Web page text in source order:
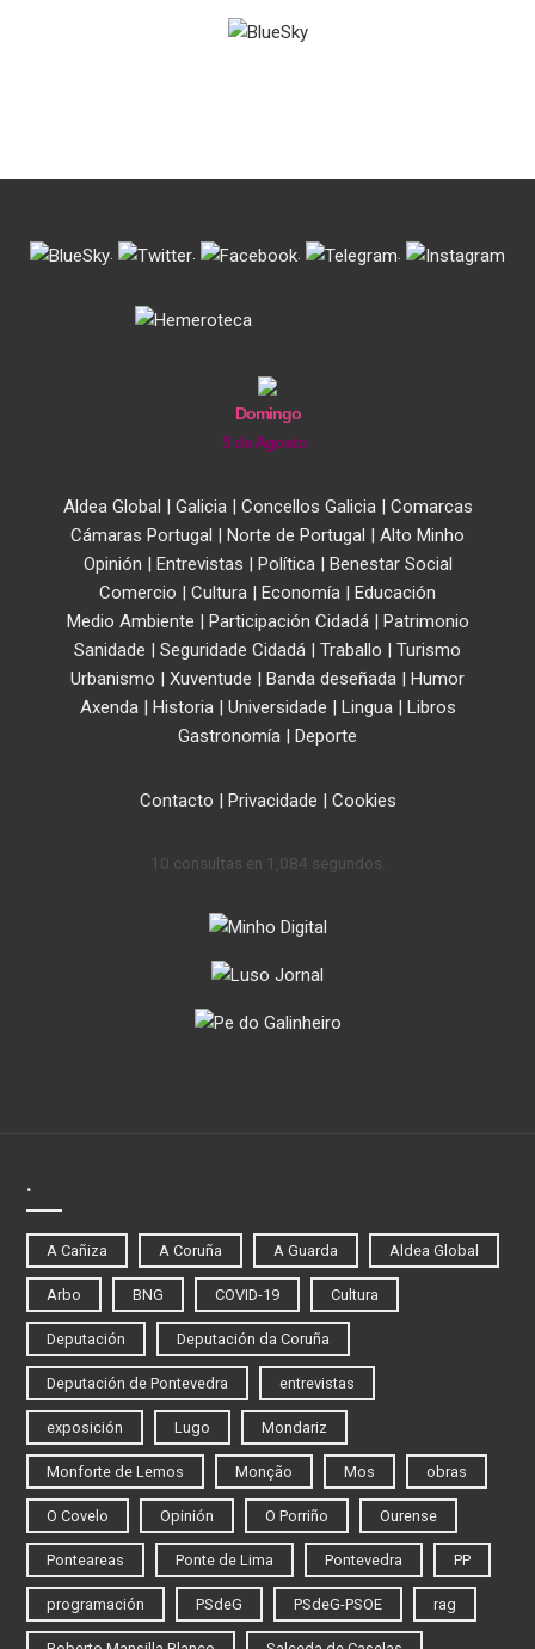
. . . .
Domingo
9 de Agosto
Aldea Global | Galicia | Concellos Galicia | Comarcas
Cámaras Portugal | Norte de Portugal | Alto Minho
Opinión | Entrevistas | Política | Benestar Social
Comercio | Cultura | Economía | Educación
Medio Ambiente | Participación Cidadá | Patrimonio
Sanidade | Seguridade Cidadá | Traballo | Turismo
Urbanismo | Xuventude | Banda deseñada | Humor
Axenda | Historia | Universidade | Lingua | Libros
Gastronomía | Deporte
Contacto | Privacidade | Cookies
10 consultas en 1,084 segundos.
.
A Cañiza A Coruña A Guarda Aldea Global
Arbo BNG COVID-19 Cultura
Deputación Deputación da Coruña
Deputación de Pontevedra entrevistas
exposición Lugo Mondariz
Monforte de Lemos Monção Mos obras
O Covelo Opinión O Porriño Ourense
Ponteareas Ponte de Lima Pontevedra PP
programación PSdeG PSdeG-PSOE rag